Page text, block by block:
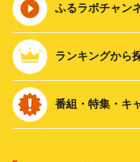
ふるラボチャン
ランキングから
番組・特集・キ